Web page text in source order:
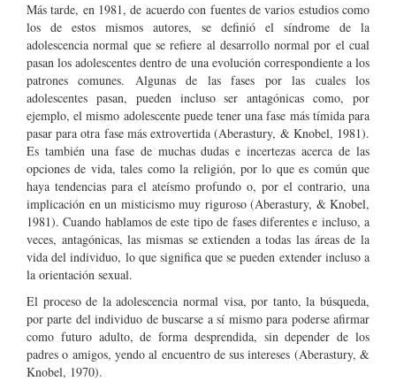
Más tarde, en 1981, de acuerdo con fuentes de varios estudios como
los de estos mismos autores, se definió el síndrome de la
adolescencia normal que se refiere al desarrollo normal por el cual
pasan los adolescentes dentro de una evolución correspondiente a los
patrones comunes. Algunas de las fases por las cuales los
adolescentes pasan, pueden incluso ser antagónicas como, por
ejemplo, el mismo adolescente puede tener una fase más tímida para
pasar para otra fase más extrovertida (Aberastury, & Knobel, 1981).
Es también una fase de muchas dudas e incertezas acerca de las
opciones de vida, tales como la religión, por lo que es común que
haya tendencias para el ateísmo profundo o, por el contrario, una
implicación en un misticismo muy riguroso (Aberastury, & Knobel,
1981). Cuando hablamos de este tipo de fases diferentes e incluso, a
veces, antagónicas, las mismas se extienden a todas las áreas de la
vida del individuo, lo que significa que se pueden extender incluso a
la orientación sexual.
El proceso de la adolescencia normal visa, por tanto, la búsqueda,
por parte del individuo de buscarse a sí mismo para poderse afirmar
como futuro adulto, de forma desprendida, sin depender de los
padres o amigos, yendo al encuentro de sus intereses (Aberastury, &
Knobel, 1970).